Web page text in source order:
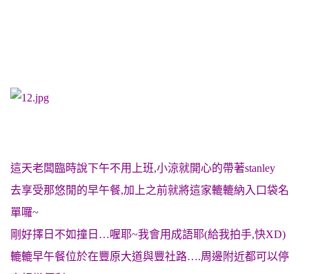
這天老闆臨時說下午不用上班,小涼就開心的帶著stanley
去享受那悠閒的早午餐,加上之前就將這家轆轆納入口袋名
單囉~
剛好擇日不如撞日…喔耶~我會用成語耶(給我拍手,快XD)
轆轆早午餐位於在豐原大道與豐社路….周邊附近都可以停